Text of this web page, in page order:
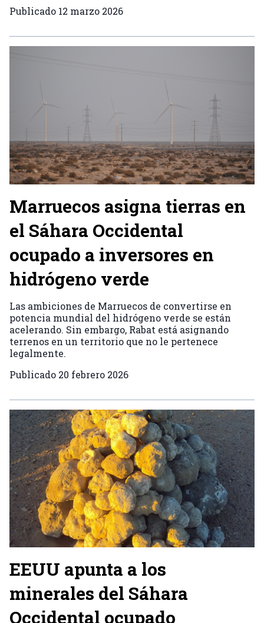
Publicado 12 marzo 2026
Marruecos asigna tierras en
el Sáhara Occidental
ocupado a inversores en
hidrógeno verde
Las ambiciones de Marruecos de convertirse en
potencia mundial del hidrógeno verde se están
acelerando. Sin embargo, Rabat está asignando
terrenos en un territorio que no le pertenece
legalmente.
Publicado 20 febrero 2026
EEUU apunta a los
minerales del Sáhara
Occidental ocupado